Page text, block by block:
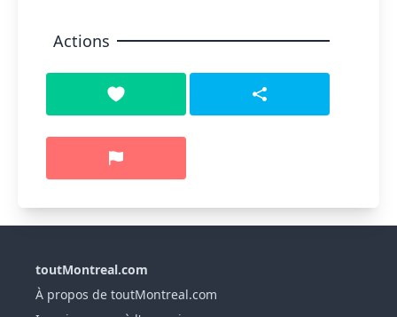
Actions
toutMontreal.com
À propos de toutMontreal.com